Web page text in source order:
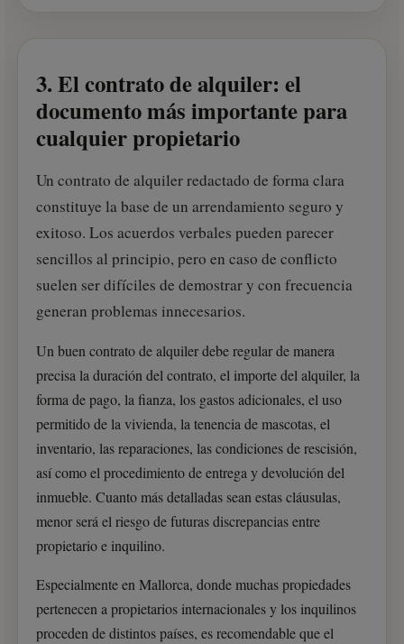
3. El contrato de alquiler: el
documento más importante para
cualquier propietario
Un contrato de alquiler redactado de forma clara
constituye la base de un arrendamiento seguro y
exitoso. Los acuerdos verbales pueden parecer
sencillos al principio, pero en caso de conflicto
suelen ser difíciles de demostrar y con frecuencia
generan problemas innecesarios.
Un buen contrato de alquiler debe regular de manera
precisa la duración del contrato, el importe del alquiler, la
forma de pago, la fianza, los gastos adicionales, el uso
permitido de la vivienda, la tenencia de mascotas, el
inventario, las reparaciones, las condiciones de rescisión,
así como el procedimiento de entrega y devolución del
inmueble. Cuanto más detalladas sean estas cláusulas,
menor será el riesgo de futuras discrepancias entre
propietario e inquilino.
Especialmente en Mallorca, donde muchas propiedades
pertenecen a propietarios internacionales y los inquilinos
proceden de distintos países, es recomendable que el